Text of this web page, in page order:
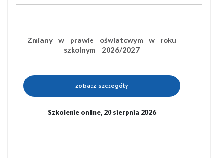
Zmiany w prawie oświatowym w roku
szkolnym 2026/2027
zobacz szczegóły
Szkolenie online, 20 sierpnia 2026